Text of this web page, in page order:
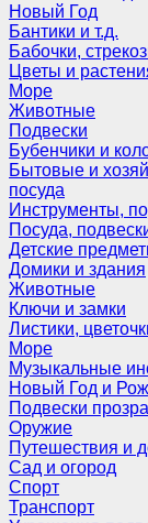
Новый Год
Бантики и т.д.
Бабочки,
Цветы и
Море
Животные
Подвески
Бубенчики и
Бытовые и
посуда
Инструменты,
Посуда,
Детские
Домики и здания
Животные
Ключи и замки
Листики,
Море
Музыкальные
Новый Год и
Подвески
Оружие
Путешествия и
Сад и огород
Спорт
Транспорт